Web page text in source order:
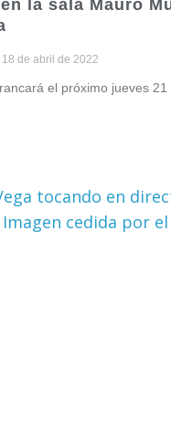
la sala Mauro
de abril de 2022
el próximo jueves